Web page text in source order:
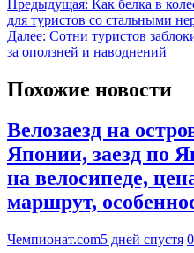
Предыдущая: Как белка в
для туристов со стальными
Далее: Сотни туристов
за оползней и наводнений
Похожие новости
Велозаезд на
Японии, заезд по
на велосипеде,
маршрут,
Чемпионат.com5 дней спустя 0